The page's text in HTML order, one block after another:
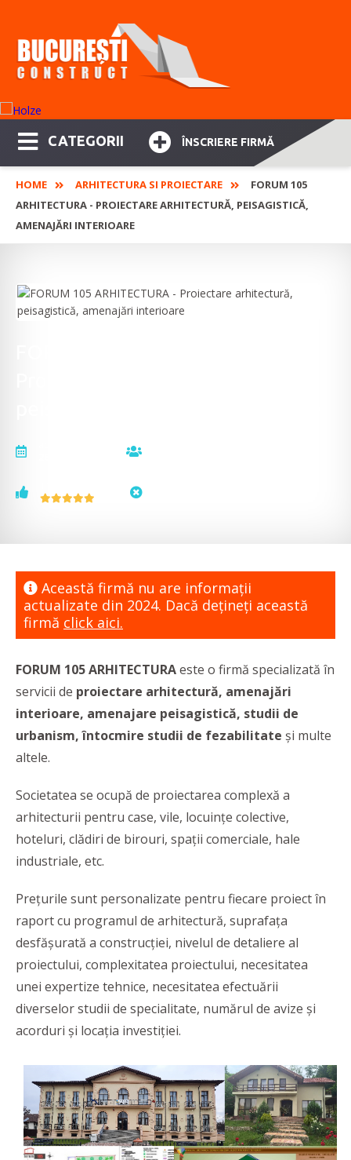
CATEGORII ÎNSCRIERE FIRMĂ
HOME ARHITECTURA SI PROIECTARE
FORUM 105
ARHITECTURA - PROIECTARE ARHITECTURĂ, PEISAGISTICĂ,
AMENAJĂRI INTERIOARE
Această firmă nu are informaţii
actualizate din 2024. Dacă dețineți această
firmă click aici.
FORUM 105 ARHITECTURAeste o firmă specializată în
servicii de proiectare arhitectură, amenajări
interioare, amenajare peisagistică, studii de
urbanism, întocmire studii de fezabilitate și multe
altele.
Societatea se ocupă de proiectarea complexă a
arhitecturii pentru case, vile, locuințe colective,
hoteluri, clădiri de birouri, spații comerciale, hale
industriale, etc.
Prețurile sunt personalizate pentru fiecare proiect în
raport cu programul de arhitectură, suprafața
desfășurată a construcției, nivelul de detaliere al
proiectului, complexitatea proiectului, necesitatea
unei expertize tehnice, necesitatea efectuării
diverselor studii de specialitate, numărul de avize și
acorduri și locația investiției.